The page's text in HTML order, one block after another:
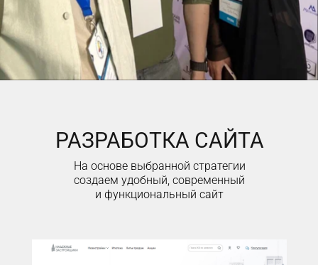
РАЗРАБОТКА САЙТА
На основе выбранной стратегии
создаем удобный, современный
и функциональный сайт